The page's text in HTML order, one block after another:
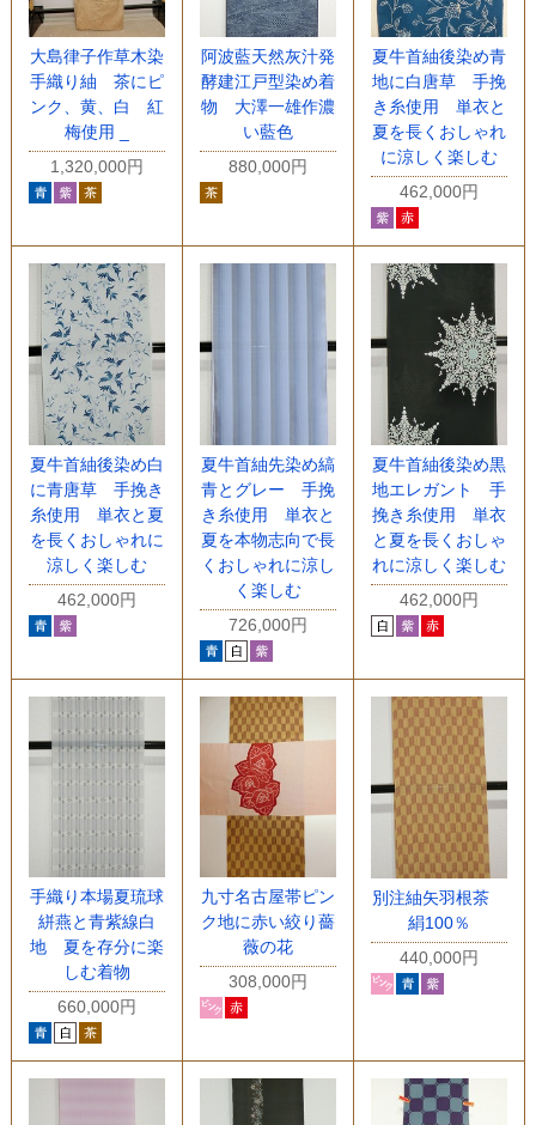
大島律子作草木染
手織り紬 茶にピ
ンク、黄、白 紅
梅使用 _
1,320,000円
阿波藍天然灰汁発
酵建江戸型染め着
物 大澤一雄作濃
い藍色
880,000円
夏牛首紬後染め青
地に白唐草 手挽
き糸使用 単衣と
夏を長くおしゃれ
に涼しく楽しむ
462,000円
夏牛首紬後染め白
に青唐草 手挽き
糸使用 単衣と夏
を長くおしゃれに
涼しく楽しむ
462,000円
夏牛首紬先染め縞
青とグレー 手挽
き糸使用 単衣と
夏を本物志向で長
くおしゃれに涼し
く楽しむ
726,000円
夏牛首紬後染め黒
地エレガント 手
挽き糸使用 単衣
と夏を長くおしゃ
れに涼しく楽しむ
462,000円
手織り本場夏琉球
絣燕と青紫線白
地 夏を存分に楽
しむ着物
660,000円
九寸名古屋帯ピン
ク地に赤い絞り薔
薇の花
308,000円
別注紬矢羽根茶
絹100％
440,000円